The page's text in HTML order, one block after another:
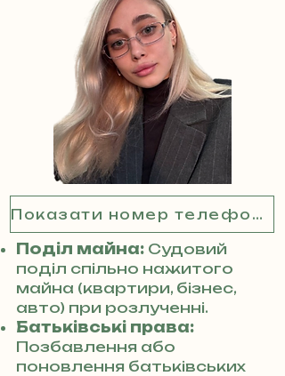
Показати номер телефону
Поділ майна: Судовий
поділ спільно нажитого
майна (квартири, бізнес,
авто) при розлученні.
Батьківські права:
Позбавлення або
поновлення батьківських